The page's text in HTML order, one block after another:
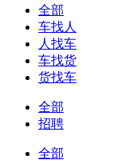
全部
车找人
人找车
车找货
货找车
全部
招聘
全部